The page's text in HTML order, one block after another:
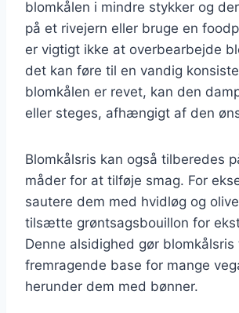
blomkålen i mindre stykker og
på et rivejern eller bruge en
er vigtigt ikke at overbearbejde
det kan føre til en vandig
blomkålen er revet, kan den
eller steges, afhængigt af den
Blomkålsris kan også tilberedes
måder for at tilføje smag. For
sautere dem med hvidløg og
tilsætte grøntsagsbouillon for
Denne alsidighed gør blomkålsris
fremragende base for mange
herunder dem med bønner.